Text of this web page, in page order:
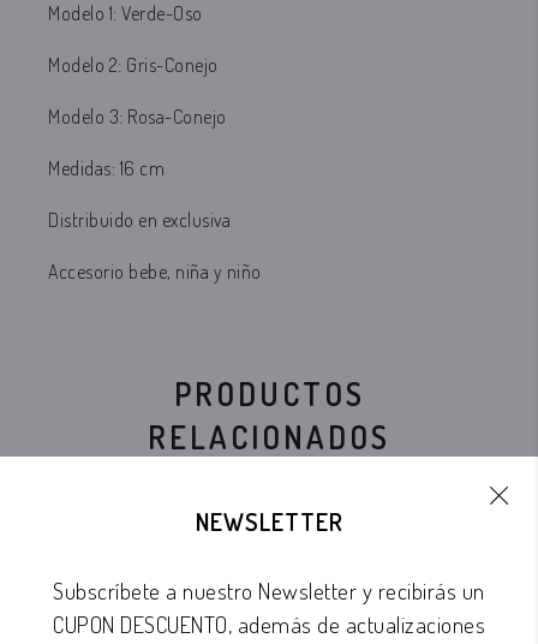
Modelo 1: Verde-Oso
Modelo 2: Gris-Conejo
Modelo 3: Rosa-Conejo
Medidas: 16 cm
Distribuido en exclusiva
Accesorio bebe, niña y niño
PRODUCTOS
RELACIONADOS
NEWSLETTER
Subscríbete a nuestro Newsletter y recibirás un
CUPON DESCUENTO, además de actualizaciones